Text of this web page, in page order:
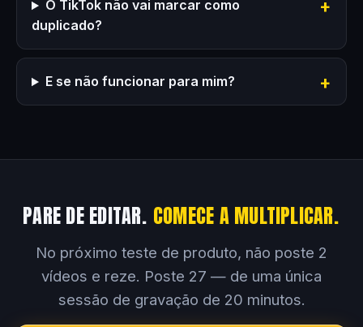
O TikTok não vai marcar como
duplicado?
E se não funcionar para mim?
PARE DE EDITAR. COMECE A MULTIPLICAR.
No próximo teste de produto, não poste 2
vídeos e reze. Poste 27 — de uma única
sessão de gravação de 20 minutos.